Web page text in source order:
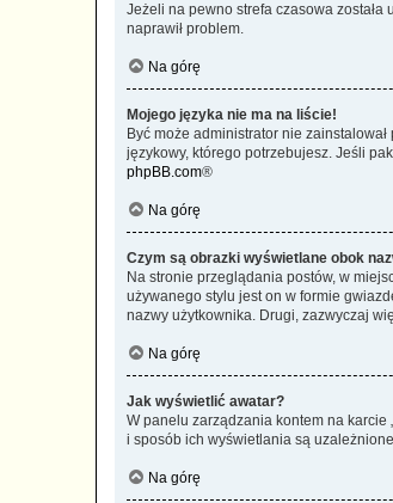
Jeżeli na pewno strefa czasowa
naprawił problem.
Na górę
Mojego języka nie ma na liście!
Być może administrator nie
językowy, którego potrzebujesz. Jeśli
phpBB.com®
Na górę
Czym są obrazki wyświetlane obok
Na stronie przeglądania postów, w
używanego stylu jest on w formie
nazwy użytkownika. Drugi, zazwyczaj
Na górę
Jak wyświetlić awatar?
W panelu zarządzania kontem na karcie
i sposób ich wyświetlania są
Na górę